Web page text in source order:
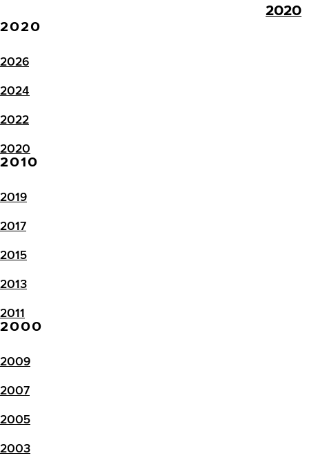
2020
2020
2026
2024
2022
2020
2010
2019
2017
2015
2013
2011
2000
2009
2007
2005
2003